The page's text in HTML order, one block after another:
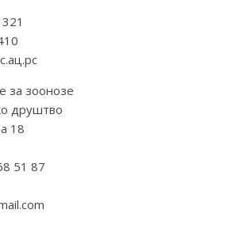
за зоонозе
друштво
18
51 87